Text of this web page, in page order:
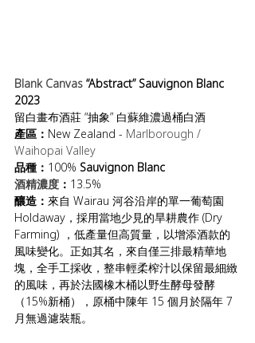
Blank Canvas “Abstract” Sauvignon Blanc
2023
留白畫布酒莊 “抽象” 白蘇維濃過桶白酒
產區： New Zealand - Marlborough /
Waihopai Valley
品種： 100% Sauvignon Blanc
酒精濃度 ： 13.5%
釀造： 來自 Wairau 河谷沿岸的單一葡萄園
Holdaway，採用當地少見的旱耕農作 (Dry
Farming) ，低產量但高質量，以增添酒款的
風味變化。正如其名，來自僅三排最精華地
塊，全手工採收，整串輕柔榨汁以保留最細緻
的風味，再於法國橡木桶以野生酵母發酵
（15%新桶），原桶中陳年 15 個月於隔年 7
月無過濾裝瓶。